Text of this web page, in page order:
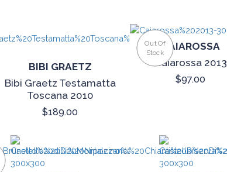
BIBI GRAETZ
Bibi Graetz Testamatta
Toscana 2010
$189.00
Out Of
Stock
CAIAROSSA
Caiarossa 2013
$97.00